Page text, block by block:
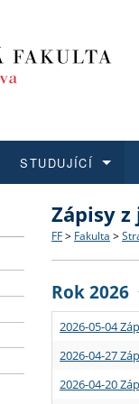
Struktura
Strategie
Podpora
Co
Učitelské
STUDUJÍCÍ
Rigorózní
O vědě a
Granty a
Aktuální
Zápisy
FF > Fakulta >
Rok 2026
2026-05-04
2026-04-27
2026-04-20